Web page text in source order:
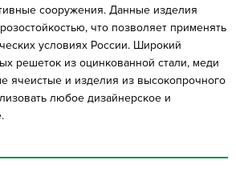
сооружения. Данные изделия
что позволяет применять
условиях России. Широкий
решеток из оцинкованной стали, меди
ячеистые и изделия из высокопрочного
любое дизайнерское и